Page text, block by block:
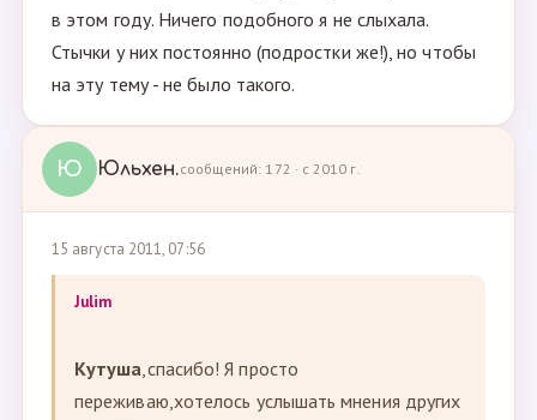
в этом году. Ничего подобного я не слыхала.
Стычки у них постоянно (подростки же!), но чтобы
на эту тему - не было такого.
Ю Юльхен.сообщений: 172 · с 2010 г.
15 августа 2011, 07:56
Julim
Кутуша,спасибо! Я просто
переживаю,хотелось услышать мнения других